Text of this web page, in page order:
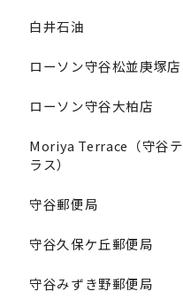
白井石油
ローソン守谷松並庚塚店
ローソン守谷大柏店
Moriya Terrace（守谷テ
ラス）
守谷郵便局
守谷久保ケ丘郵便局
守谷みずき野郵便局